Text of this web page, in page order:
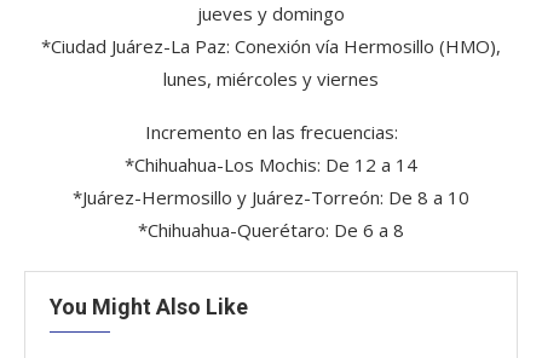
jueves y domingo
*Ciudad Juárez-La Paz: Conexión vía Hermosillo (HMO),
lunes, miércoles y viernes
Incremento en las frecuencias:
*Chihuahua-Los Mochis: De 12 a 14
*Juárez-Hermosillo y Juárez-Torreón: De 8 a 10
*Chihuahua-Querétaro: De 6 a 8
You Might Also Like